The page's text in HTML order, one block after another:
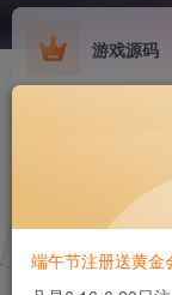
游戏源码
欢迎大家无偿
欢迎大家无偿
新《无极一梦
端午节注册送黄金